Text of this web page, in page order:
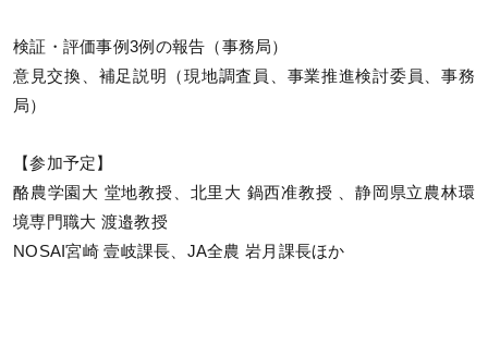
検証・評価事例3例の報告（事務局）
意見交換、補足説明（現地調査員、事業推進検討委員、事務
局）
【参加予定】
酪農学園大 堂地教授、北里大 鍋西准教授 、静岡県立農林環
境専門職大 渡邉教授
NOSAI宮崎 壹岐課長、JA全農 岩月課長ほか